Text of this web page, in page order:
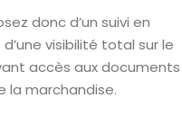
donc d’un suivi en
visibilité total sur le
accès aux documents
la marchandise.